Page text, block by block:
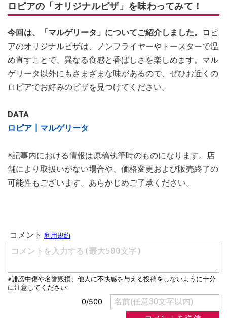
ロピアの「オリジナルピザ」を味わってみて！
今回は、「マルゲリータ」についてご紹介しました。
ロピ
アのオリジナルピザは、ノンフライヤーやトースターで温
め直すことで、異なる食感と香ばしさを楽しめます。マル
ゲリータ以外にもさまざまな味があるので、ぜひお近くの
ロピアでお好みのピザを見つけてください。
DATA
ロピア┃マルゲリータ
※記事内における情報は原稿執筆時のものになります。店
舗により取扱いがない場合や、価格変更および販売終了の
可能性もございます。あらかじめご了承ください。